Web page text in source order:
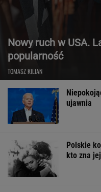
Nowy ruch w USA.
popularność
TOMASZ KILIAN
ujawnia
Polskie
kto zna